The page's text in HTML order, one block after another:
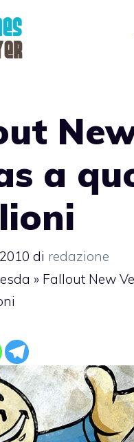
a
di redazione
» Fallout New